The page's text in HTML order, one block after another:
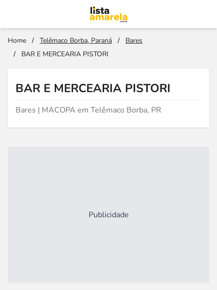
Home / Telêmaco Borba, Paraná /
Bares
/
BAR E MERCEARIA PISTORI
BAR E MERCEARIA PISTORI
Bares | MACOPA em Telêmaco Borba, PR
Publicidade